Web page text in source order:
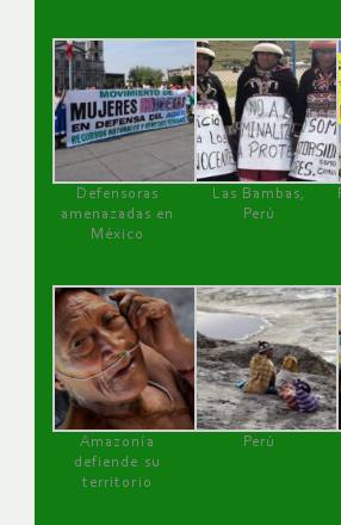
Defensoras
amenazadas en
México
Las Bambas,
Perú
Amazonía
defiende su
territorio
Perú